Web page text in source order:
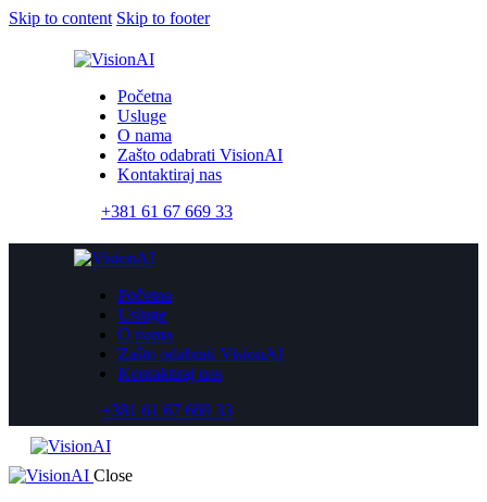
Skip to content Skip to footer
Početna
Usluge
O nama
Zašto odabrati VisionAI
Kontaktiraj nas
+381 61 67 669 33
Početna
Usluge
O nama
Zašto odabrati VisionAI
Kontaktiraj nas
+381 61 67 669 33
Close